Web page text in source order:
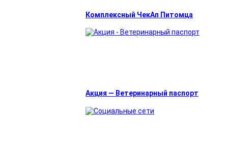
Комплексный ЧекАп Питомца
Акция — Ветеринарный паспорт